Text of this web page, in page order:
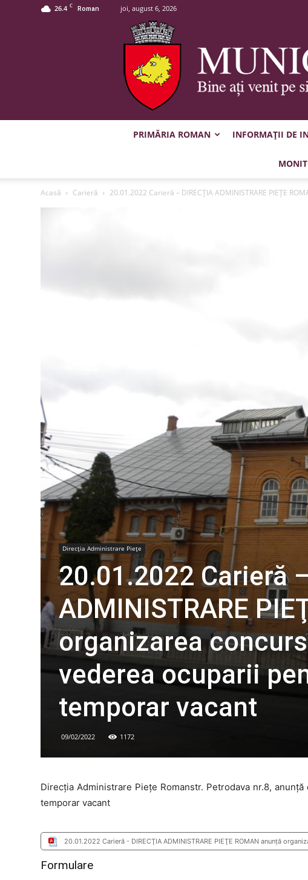
26.4 C Roman joi, august 6, 2026
PRIMĂRIA ROMAN INFORMAȚII DE
Acasă Carieră 20.01.2022 Carieră – DIRECŢIA ADMINISTRARE PIEŢE
Direcţia Administrare Pieţe
20.01.2022 Carieră
ADMINISTRARE
organizarea
vederea ocuparii
temporar vacant
09/02/2022 1172
Direcția Administrare Piețe Romanstr. Petrodava nr.8,
temporar vacant
20.01.2022 Carieră - DIRECŢIA ADMINISTRARE PIEŢE ROMAN anunţă
Formulare